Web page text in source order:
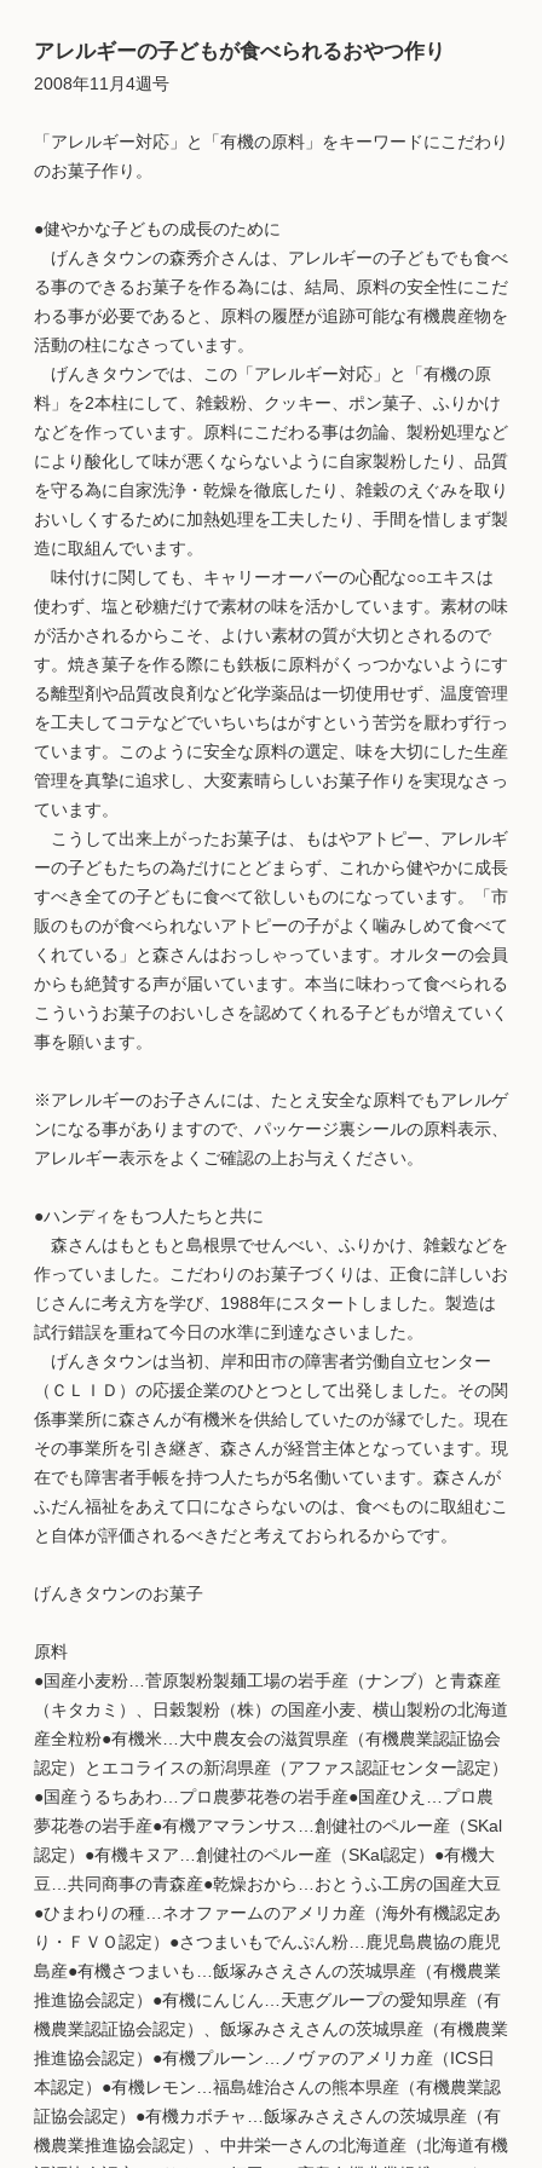
アレルギーの子どもが食べられるおやつ作り
2008年11月4週号
「アレルギー対応」と「有機の原料」をキーワードにこだわり
のお菓子作り。
●健やかな子どもの成長のために
げんきタウンの森秀介さんは、アレルギーの子どもでも食べ
る事のできるお菓子を作る為には、結局、原料の安全性にこだ
わる事が必要であると、原料の履歴が追跡可能な有機農産物を
活動の柱になさっています。
げんきタウンでは、この「アレルギー対応」と「有機の原
料」を2本柱にして、雑穀粉、クッキー、ポン菓子、ふりかけ
などを作っています。原料にこだわる事は勿論、製粉処理など
により酸化して味が悪くならないように自家製粉したり、品質
を守る為に自家洗浄・乾燥を徹底したり、雑穀のえぐみを取り
おいしくするために加熱処理を工夫したり、手間を惜しまず製
造に取組んでいます。
味付けに関しても、キャリーオーバーの心配な○○エキスは
使わず、塩と砂糖だけで素材の味を活かしています。素材の味
が活かされるからこそ、よけい素材の質が大切とされるので
す。焼き菓子を作る際にも鉄板に原料がくっつかないようにす
る離型剤や品質改良剤など化学薬品は一切使用せず、温度管理
を工夫してコテなどでいちいちはがすという苦労を厭わず行っ
ています。このように安全な原料の選定、味を大切にした生産
管理を真摯に追求し、大変素晴らしいお菓子作りを実現なさっ
ています。
こうして出来上がったお菓子は、もはやアトピー、アレルギ
ーの子どもたちの為だけにとどまらず、これから健やかに成長
すべき全ての子どもに食べて欲しいものになっています。「市
販のものが食べられないアトピーの子がよく噛みしめて食べて
くれている」と森さんはおっしゃっています。オルターの会員
からも絶賛する声が届いています。本当に味わって食べられる
こういうお菓子のおいしさを認めてくれる子どもが増えていく
事を願います。
※アレルギーのお子さんには、たとえ安全な原料でもアレルゲ
ンになる事がありますので、パッケージ裏シールの原料表示、
アレルギー表示をよくご確認の上お与えください。
●ハンディをもつ人たちと共に
森さんはもともと島根県でせんべい、ふりかけ、雑穀などを
作っていました。こだわりのお菓子づくりは、正食に詳しいお
じさんに考え方を学び、1988年にスタートしました。製造は
試行錯誤を重ねて今日の水準に到達なさいました。
げんきタウンは当初、岸和田市の障害者労働自立センター
（ＣＬＩＤ）の応援企業のひとつとして出発しました。その関
係事業所に森さんが有機米を供給していたのが縁でした。現在
その事業所を引き継ぎ、森さんが経営主体となっています。現
在でも障害者手帳を持つ人たちが5名働いています。森さんが
ふだん福祉をあえて口になさらないのは、食べものに取組むこ
と自体が評価されるべきだと考えておられるからです。
げんきタウンのお菓子
原料
●国産小麦粉…菅原製粉製麺工場の岩手産（ナンブ）と青森産
（キタカミ）、日穀製粉（株）の国産小麦、横山製粉の北海道
産全粒粉●有機米…大中農友会の滋賀県産（有機農業認証協会
認定）とエコライスの新潟県産（アファス認証センター認定）
●国産うるちあわ…プロ農夢花巻の岩手産●国産ひえ…プロ農
夢花巻の岩手産●有機アマランサス…創健社のペルー産（SKal
認定）●有機キヌア…創健社のペルー産（SKal認定）●有機大
豆…共同商事の青森産●乾燥おから…おとうふ工房の国産大豆
●ひまわりの種…ネオファームのアメリカ産（海外有機認定あ
り・ＦＶＯ認定）●さつまいもでんぷん粉…鹿児島農協の鹿児
島産●有機さつまいも…飯塚みさえさんの茨城県産（有機農業
推進協会認定）●有機にんじん…天恵グループの愛知県産（有
機農業認証協会認定）、飯塚みさえさんの茨城県産（有機農業
推進協会認定）●有機プルーン…ノヴァのアメリカ産（ICS日
本認定）●有機レモン…福島雄治さんの熊本県産（有機農業認
証協会認定）●有機カボチャ…飯塚みさえさんの茨城県産（有
機農業推進協会認定）、中井栄一さんの北海道産（北海道有機